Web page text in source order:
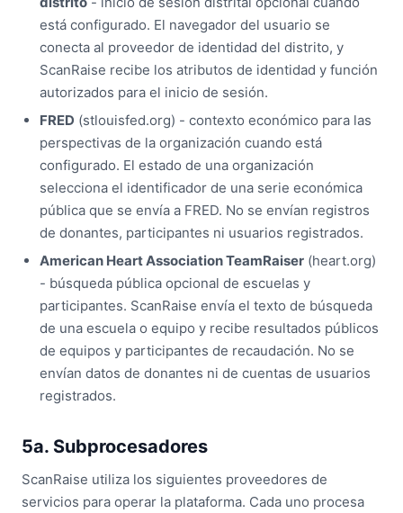
está configurado. El navegador del usuario se
conecta al proveedor de identidad del distrito, y
ScanRaise recibe los atributos de identidad y función
autorizados para el inicio de sesión.
FRED (stlouisfed.org) - contexto económico para las
perspectivas de la organización cuando está
configurado. El estado de una organización
selecciona el identificador de una serie económica
pública que se envía a FRED. No se envían registros
de donantes, participantes ni usuarios registrados.
American Heart Association TeamRaiser (heart.org)
- búsqueda pública opcional de escuelas y
participantes. ScanRaise envía el texto de búsqueda
de una escuela o equipo y recibe resultados públicos
de equipos y participantes de recaudación. No se
envían datos de donantes ni de cuentas de usuarios
registrados.
5a. Subprocesadores
ScanRaise utiliza los siguientes proveedores de
servicios para operar la plataforma. Cada uno procesa